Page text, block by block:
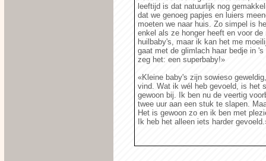
leeftijd is dat natuurlijk nog
dat we genoeg papjes en luiers
moeten we naar huis. Zo simpel is
enkel als ze honger heeft en voor
huilbaby's, maar ik kan het me
gaat met de glimlach haar bedje in
zeg het: een superbaby!»
«Kleine baby's zijn sowieso
vind. Wat ik wél heb gevoeld, is het
gewoon bij. Ik ben nu de veertig
twee uur aan een stuk te slapen.
Het is gewoon zo en ik ben met
Ik heb het alleen iets harder